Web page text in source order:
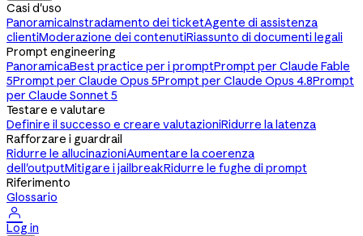
Casi d'uso
PanoramicaInstradamento dei ticketAgente di assistenza
clientiModerazione dei contenutiRiassunto di documenti legali
Prompt engineering
PanoramicaBest practice per i promptPrompt per Claude Fable
5Prompt per Claude Opus 5Prompt per Claude Opus 4.8Prompt
per Claude Sonnet 5
Testare e valutare
Definire il successo e creare valutazioniRidurre la latenza
Rafforzare i guardrail
Ridurre le allucinazioniAumentare la coerenza
dell'outputMitigare i jailbreakRidurre le fughe di prompt
Riferimento
Glossario

Log in